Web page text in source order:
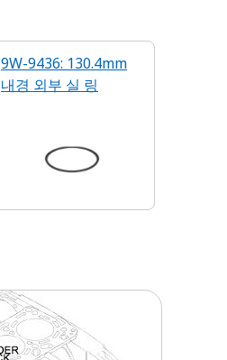
9W-9436: 130.4mm
내경 외부 실 링